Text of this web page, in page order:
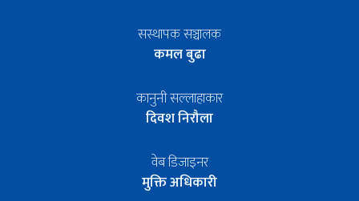
सस्थापक सञ्चालक
कमल बुढा
कानुनी सल्लाहाकार
दिवश निरौला
वेब डिजाइनर
मुक्ति अधिकारी